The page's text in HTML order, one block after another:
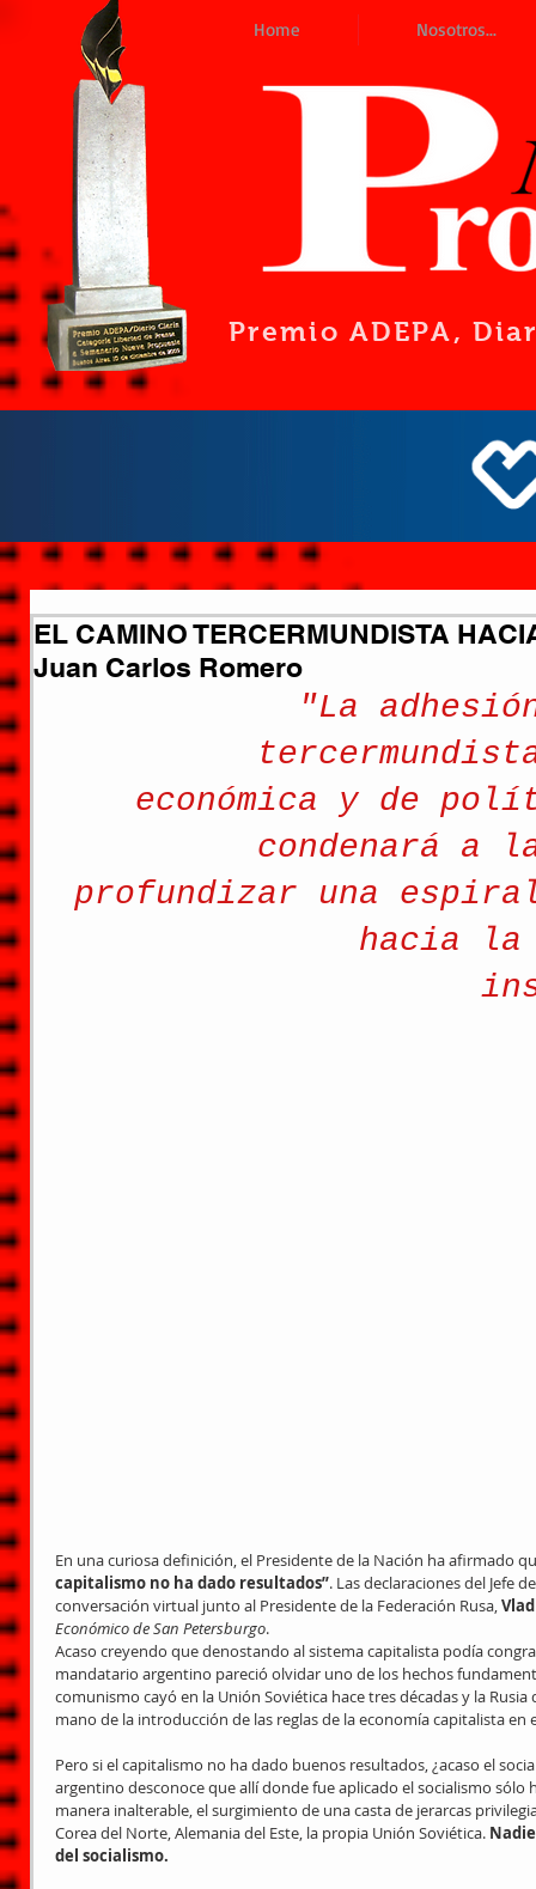
Home Nosotros...
Premio ADEPA,
EL CAMINO TERCERMUNDISTA
Juan Carlos Romero
"La
económica y de
condenará a
profundizar una
hacia
En una curiosa definición, el Presidente de la Nación ha afirmado
capitalismo no ha dado resultados”. Las declaraciones del Jefe
conversación virtual junto al Presidente de la Federación Rusa,
Económico de San Petersburgo.
Acaso creyendo que denostando al sistema capitalista podía
mandatario argentino pareció olvidar uno de los hechos
comunismo cayó en la Unión Soviética hace tres décadas y la
mano de la introducción de las reglas de la economía capitalista en
Pero si el capitalismo no ha dado buenos resultados, ¿acaso el
argentino desconoce que allí donde fue aplicado el socialismo sólo
manera inalterable, el surgimiento de una casta de jerarcas
Corea del Norte, Alemania del Este, la propia Unión Soviética.
del socialismo.